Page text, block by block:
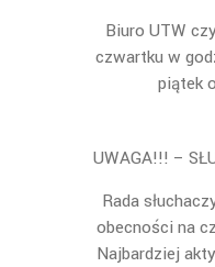
Biuro UTW
czwartku w
piątek
UWAGA!!! –
Rada
obecności na
Najbardziej